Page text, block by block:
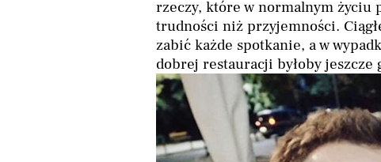
rzeczy, które w normalnym życiu
trudności niż przyjemności.
zabić każde spotkanie, a w
dobrej restauracji byłoby jeszcze